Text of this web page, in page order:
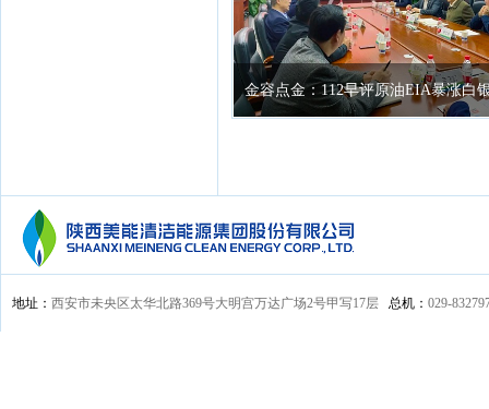
金容点金：112早评原油EIA暴涨白
地址： 西安市未央区太华北路369号大明宫万达广场2号甲写17层 总机： 029-